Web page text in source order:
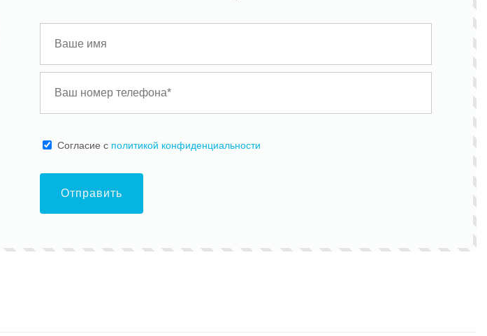
Cогласие с политикой конфиденциальности
Отправить